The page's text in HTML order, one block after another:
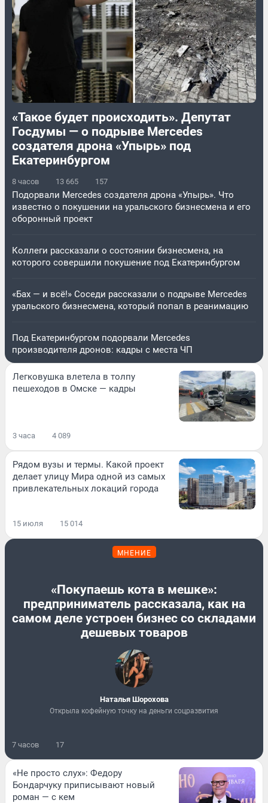
«Такое будет происходить». Депутат
Госдумы — о подрыве Mercedes
создателя дрона «Упырь» под
Екатеринбургом
8 часов 13 665 157
Подорвали Mercedes создателя дрона «Упырь». Что
известно о покушении на уральского бизнесмена и его
оборонный проект
Коллеги рассказали о состоянии бизнесмена, на
которого совершили покушение под Екатеринбургом
«Бах — и всё!» Соседи рассказали о подрыве Mercedes
уральского бизнесмена, который попал в реанимацию
Под Екатеринбургом подорвали Mercedes
производителя дронов: кадры с места ЧП
Легковушка влетела в толпу
пешеходов в Омске — кадры
3 часа 4 089
Рядом вузы и термы. Какой проект
делает улицу Мира одной из самых
привлекательных локаций города
15 июля 15 014
МНЕНИЕ
«Покупаешь кота в мешке»:
предприниматель рассказала, как на
самом деле устроен бизнес со складами
дешевых товаров
Наталья Шорохова
Открыла кофейную точку на деньги соцразвития
7 часов 17
«Не просто слух»: Федору
Бондарчуку приписывают новый
роман — с кем